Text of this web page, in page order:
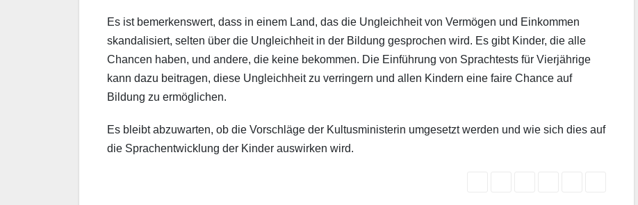
Es ist bemerkenswert, dass in einem Land, das die Ungleichheit von Vermögen und Einkommen
skandalisiert, selten über die Ungleichheit in der Bildung gesprochen wird. Es gibt Kinder, die alle
Chancen haben, und andere, die keine bekommen. Die Einführung von Sprachtests für Vierjährige
kann dazu beitragen, diese Ungleichheit zu verringern und allen Kindern eine faire Chance auf
Bildung zu ermöglichen.
Es bleibt abzuwarten, ob die Vorschläge der Kultusministerin umgesetzt werden und wie sich dies auf
die Sprachentwicklung der Kinder auswirken wird.